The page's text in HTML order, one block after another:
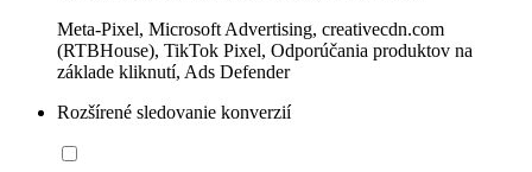
Meta-Pixel, Microsoft Advertising, creativecdn.com
(RTBHouse), TikTok Pixel, Odporúčania produktov na
základe kliknutí, Ads Defender
Rozšírené sledovanie konverzií